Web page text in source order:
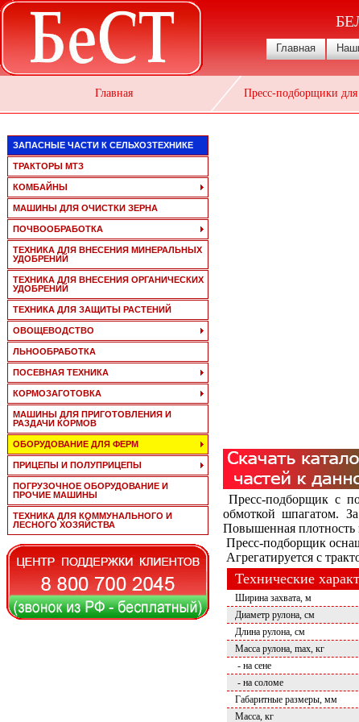
Главная
Главная Пресс-подборщики для
ЗАПАСНЫЕ ЧАСТИ К СЕЛЬХОЗТЕХНИКЕ
ТРАКТОРЫ МТЗ
КОМБАЙНЫ
МАШИНЫ ДЛЯ ОЧИСТКИ ЗЕРНА
ПОЧВООБРАБОТКА
ТЕХНИКА ДЛЯ ВНЕСЕНИЯ МИНЕРАЛЬНЫХ
УДОБРЕНИЙ
ТЕХНИКА ДЛЯ ВНЕСЕНИЯ ОРГАНИЧЕСКИХ
УДОБРЕНИЙ
ТЕХНИКА ДЛЯ ЗАЩИТЫ РАСТЕНИЙ
ОВОЩЕВОДСТВО
ЛЬНООБРАБОТКА
ПОСЕВНАЯ ТЕХНИКА
КОРМОЗАГОТОВКА
МАШИНЫ ДЛЯ ПРИГОТОВЛЕНИЯ И
РАЗДАЧИ КОРМОВ
ОБОРУДОВАНИЕ ДЛЯ ФЕРМ
ПРИЦЕПЫ И ПОЛУПРИЦЕПЫ
ПОГРУЗОЧНОЕ ОБОРУДОВАНИЕ И
ПРОЧИЕ МАШИНЫ
ТЕХНИКА ДЛЯ КОММУНАЛЬНОГО И
ЛЕСНОГО ХОЗЯЙСТВА
Пресс-подборщик с
обмоткой шпагатом.
Повышенная плотность
Пресс-подборщик
Агрегатируется с
Технические
Ширина захвата, м
Диаметр рулона, см
Длина рулона, см
Масса рулона, max, кг
- на сене
- на соломе
Габаритные размеры, мм
Масса, кг